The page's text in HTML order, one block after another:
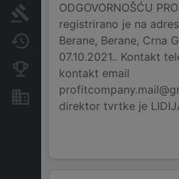
Arhiva sudskih objava
Promjene
Konkurentne kompanije
Nekretnine i imovina
ODGOVORNOŠĆU
registrirano je na
Berane, Berane, Crna
07.10.2021.. Kontakt
kontakt email
direktor tvrtke je